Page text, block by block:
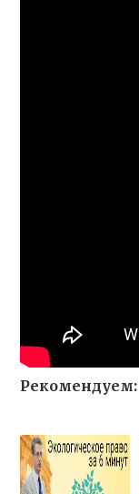
Рекомендуем: